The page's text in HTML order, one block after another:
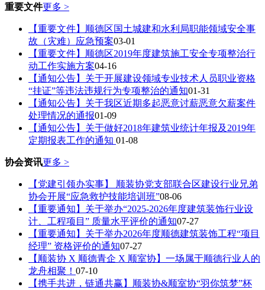
重要文件更多 >
【重要文件】顺德区国土城建和水利局职能领域安全事
故（灾难）应急预案03-01
【重要文件】顺德区2019年度建筑施工安全专项整治行
动工作实施方案04-16
【通知公告】关于开展建设领域专业技术人员职业资格
“挂证”等违法违规行为专项整治的通知01-31
【通知公告】关于我区近期多起恶意讨薪恶意欠薪案件
处理情况的通报01-09
【通知公告】关于做好2018年建筑业统计年报及2019年
定期报表工作的通知 01-08
协会资讯更多 >
【党建引领办实事】 顺装协党支部联合区建设行业兄弟
协会开展“应急救护技能培训班”08-06
【重要通知】关于举办“2025-2026年度建筑装饰行业设
计、工程项目” 质量水平评价的通知07-27
【重要通知】关于举办2026年度顺德建筑装饰工程“项目
经理” 资格评价的通知07-27
【顺装协 X 顺德青企 X 顺室协】一场属于顺德行业人的
龙舟相聚！ 07-10
【携手共进，链通共赢】顺装协&顺室协“羽你筑梦”杯